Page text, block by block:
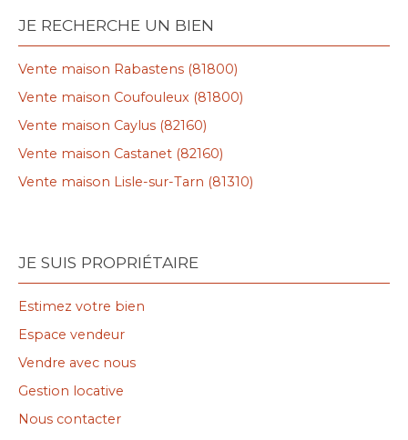
JE RECHERCHE UN BIEN
Vente maison Rabastens (81800)
Vente maison Coufouleux (81800)
Vente maison Caylus (82160)
Vente maison Castanet (82160)
Vente maison Lisle-sur-Tarn (81310)
JE SUIS PROPRIÉTAIRE
Estimez votre bien
Espace vendeur
Vendre avec nous
Gestion locative
Nous contacter